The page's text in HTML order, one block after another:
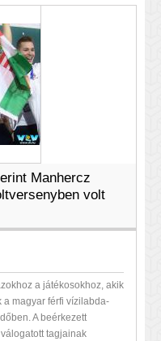
Manhercz
volt
a játékosokhoz, akik
a magyar férfi vízilabda-
A beérkezett
tagjainak